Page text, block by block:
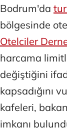
Bodrum'da
bölgesinde
Otelciler
harcama
değiştiğini
kapsadığını
kafeleri,
imkanı